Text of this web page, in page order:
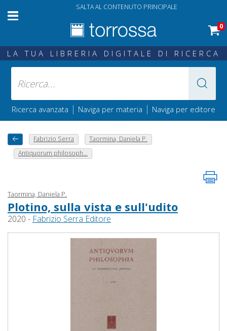
SALTA AL CONTENUTO PRINCIPALE
0
LA TUA LIBRERIA DIGITALE DI RICERCA
Ricerca avanzata | Naviga per materia | Naviga per editore
Fabrizio Serra
Taormina, Daniela P.
Antiquorum philosoph...
Taormina, Daniela P.
Plotino, sulla vista e sull'udito
2020 - Fabrizio Serra Editore